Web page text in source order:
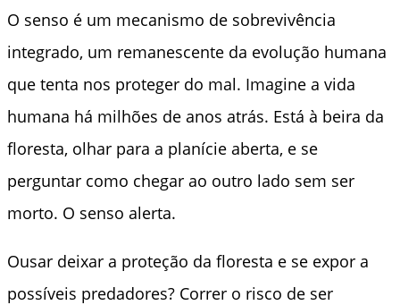
O senso é um mecanismo de sobrevivência
integrado, um remanescente da evolução humana
que tenta nos proteger do mal. Imagine a vida
humana há milhões de anos atrás. Está à beira da
floresta, olhar para a planície aberta, e se
perguntar como chegar ao outro lado sem ser
morto. O senso alerta.
Ousar deixar a proteção da floresta e se expor a
possíveis predadores? Correr o risco de ser